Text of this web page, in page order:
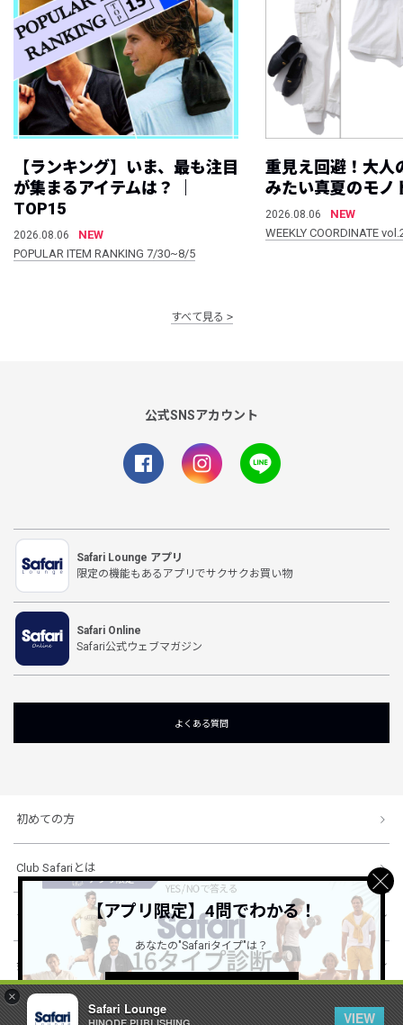
×
Safari Lounge
VIEW
【ランキング】いま、最も注目
が集まるアイテムは？ ｜
TOP15
2026.08.06
NEW
POPULAR ITEM RANKING 7/30~8/5
重見え回避！大人
みたい真夏のモノ
2026.08.06
NEW
WEEKLY COORDINATE
すべて見る
公式SNSアカウント
Safari Lounge アプリ
限定の機能もあるアプリでサクサクお買い物
Safari Online
Safari公式ウェブマガジン
よくある質問
初めての方
Club Safariとは
ショッピングガイド
会社概要・規約
【アプリ限定】4問でわかる！
あなたの"Safariタイプ"は？
詳しくはこちら ＞